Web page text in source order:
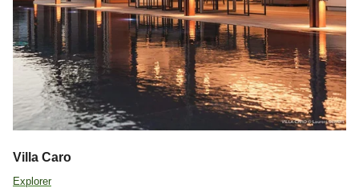
Villa Caro
Explorer